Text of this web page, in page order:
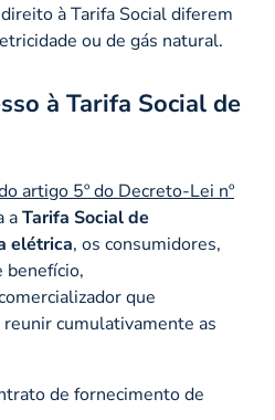
à Tarifa Social diferem
ou de gás natural.
à Tarifa Social de
artigo 5º do Decreto-Lei nº
aTarifa Social de
elétrica, os consumidores,
benefício,
que
reunir cumulativamente as
de fornecimento de